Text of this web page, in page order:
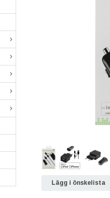
Lägg i önskelista